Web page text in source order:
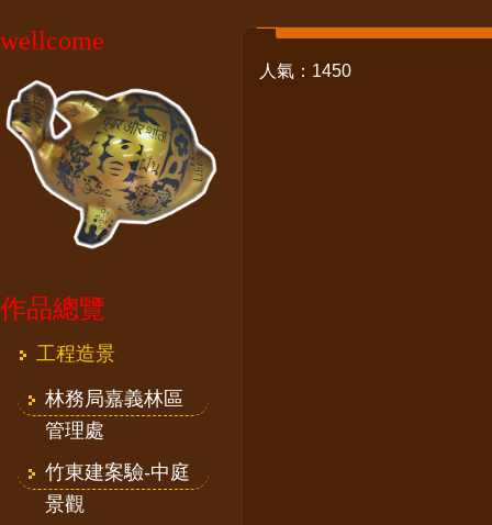
人氣：1450
wellcome
作品總覽
工程造景
林務局嘉義林區
管理處
竹東建案驗-中庭
景觀